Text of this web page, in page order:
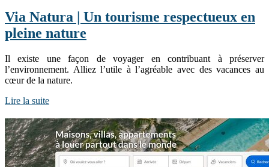
Via Natura | Un tourisme respectueux en
pleine nature
Il existe une façon de voyager en contribuant à préserver
l’environnement. Alliez l’utile à l’agréable avec des vacances au
cœur de la nature.
Lire la suite